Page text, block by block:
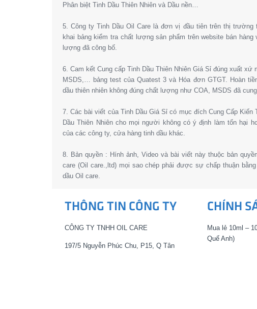
Phân biệt Tinh Dầu Thiên Nhiên và Dầu nền…
5. Công ty Tinh Dầu Oil Care là đơn vị đầu tiên trên thị trường
khai bảng kiểm tra chất lượng sản phẩm trên website bán hàng
lượng đã công bố.
6. Cam kết Cung cấp Tinh Dầu Thiên Nhiên Giá Sỉ đúng xuất xứ
MSDS,… bảng test của Quatest 3 và Hóa đơn GTGT. Hoàn
dầu thiên nhiên không đúng chất lượng như COA, MSDS đã cung
7. Các bài viết của Tinh Dầu Giá Sỉ có mục đích Cung Cấp Kiến
Dầu Thiên Nhiên cho mọi người không có ý định làm tổn hại
của các công ty, cửa hàng tinh dầu khác.
8. Bản quyền : Hính ảnh, Video và bài viết này thuộc bản
care (Oil care.,ltd) mọi sao chép phải được sự chấp thuận
dầu Oil care.
THÔNG TIN CÔNG TY
CÔNG TY TNHH OIL CARE
197/5 Nguyễn Phúc Chu, P15, Q Tân
CHÍNH
Mua lẻ 10ml –
Quế Anh)